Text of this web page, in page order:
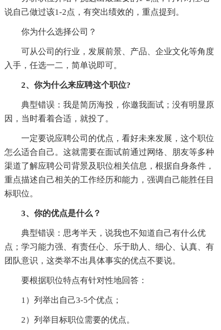
说自己做过该1-2点，有突出绩效的，重点提到。
你为什么选择公司？
可从公司的行业，发展前景、产品、企业文化等角度
入手，任选一二，简单说即可。
2、你为什么来应聘这个职位?
典型错误：我是简历海投，你邀我面试；没有明显原
因，当时看着合适，就投了。
一定要说应聘公司的优点，看好未来发展，这个职位
怎么适合自己。这就需要在面试前通过网络、朋友等多种
渠道了解应聘公司背景及职位相关信息，根据自身条件，
重点描述自己相关的工作经历和能力，强调自己能胜任目
标职位。
3、你的优点是什么？
典型错误：思考半天，说我也不知道自己有什么优
点；学习能力强、有责任心、乐于助人、细心、认真、有
团队意识，这类举不出具体事实的优点不要说。
要根据职位特点有针对性地回答：
1）列举出自己3-5个优点；
2）列举目标职位需要的优点。